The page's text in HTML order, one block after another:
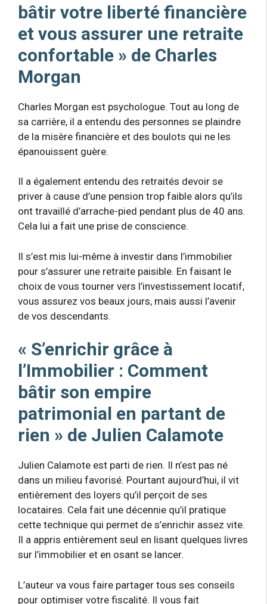
bâtir votre liberté financière
et vous assurer une retraite
confortable » de Charles
Morgan
Charles Morgan est psychologue. Tout au long de
sa carrière, il a entendu des personnes se plaindre
de la misère financière et des boulots qui ne les
épanouissent guère.
Il a également entendu des retraités devoir se
priver à cause d’une pension trop faible alors qu’ils
ont travaillé d’arrache-pied pendant plus de 40 ans.
Cela lui a fait une prise de conscience.
Il s’est mis lui-même à investir dans l’immobilier
pour s’assurer une retraite paisible. En faisant le
choix de vous tourner vers l’investissement locatif,
vous assurez vos beaux jours, mais aussi l’avenir
de vos descendants.
« S’enrichir grâce à
l’Immobilier : Comment
bâtir son empire
patrimonial en partant de
rien » de Julien Calamote
Julien Calamote est parti de rien. Il n’est pas né
dans un milieu favorisé. Pourtant aujourd’hui, il vit
entièrement des loyers qu’il perçoit de ses
locataires. Cela fait une décennie qu’il pratique
cette technique qui permet de s’enrichir assez vite.
Il a appris entièrement seul en lisant quelques livres
sur l’immobilier et en osant se lancer.
L’auteur va vous faire partager tous ses conseils
pour optimiser votre fiscalité. Il vous fait